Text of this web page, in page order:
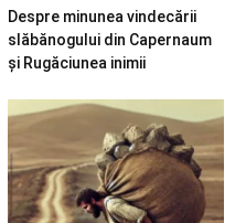
Despre minunea vindecării
slăbănogului din Capernaum
și Rugăciunea inimii